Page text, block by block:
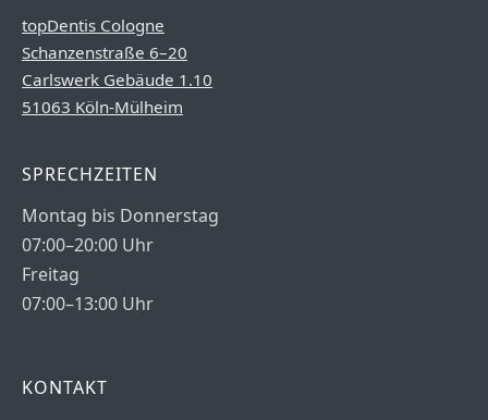
topDentis Cologne
Schanzenstraße 6–20
Carlswerk Gebäude 1.10
51063 Köln-Mülheim
SPRECHZEITEN
Montag bis Donnerstag
07:00–20:00 Uhr
Freitag
07:00–13:00 Uhr
KONTAKT